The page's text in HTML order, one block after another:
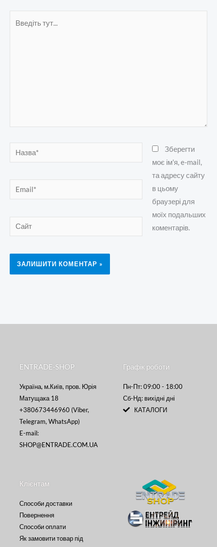
Назва*
Email*
Сайт
Зберегти
моє ім'я, e-mail,
та адресу сайту
в цьому
браузері для
моїх подальших
коментарів.
ENTRADE-SHOP
Україна, м.Київ, пров. Юрія
Матущака 18
+380673446960 (Viber,
Telegram, WhatsApp)
E-mail:
SHOP@ENTRADE.COM.UA
Графік роботи
Пн-Пт: 09:00 - 18:00
Сб-Нд: вихідні дні
КАТАЛОГИ
Клієнтам
Способи доставки
Повернення
Способи оплати
Як замовити товар під